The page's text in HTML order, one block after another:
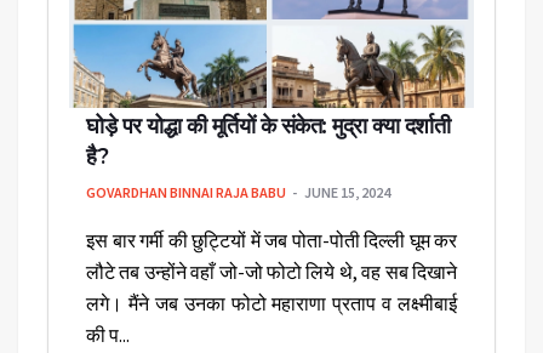
घोड़े पर योद्धा की मूर्तियों के संकेत: मुद्रा क्या दर्शाती
है?
GOVARDHAN BINNAI RAJA BABU JUNE 15, 2024
इस बार गर्मी की छुट्टियों में जब पोता-पोती दिल्ली घूम कर
लौटे तब उन्होंने वहाँ जो-जो फोटो लिये थे, वह सब दिखाने
लगे। मैंने जब उनका फोटो महाराणा प्रताप व लक्ष्मीबाई
की प...